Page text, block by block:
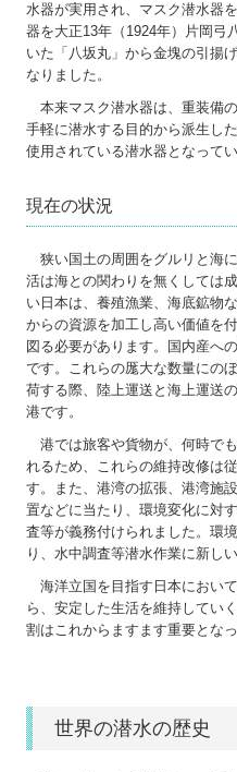
水器が実用され、マスク潜水器
器を大正13年（1924年）片岡弓
いた「八坂丸」から金塊の引揚
なりました。
本来マスク潜水器は、重装備
手軽に潜水する目的から派生し
使用されている潜水器となってい
現在の状況
狭い国土の周囲をグルリと海
活は海との関わりを無くしては
い日本は、養殖漁業、海底鉱物
からの資源を加工し高い価値を
図る必要があります。国内産へ
です。これらの厖大な数量にの
荷する際、陸上運送と海上運送
港です。
港では旅客や貨物が、何時で
れるため、これらの維持改修は
す。また、港湾の拡張、港湾施
置などに当たり、環境変化に対
査等が義務付けられました。環
り、水中調査等潜水作業に新
海洋立国を目指す日本におい
ら、安定した生活を維持してい
割はこれからますます重要とな
世界の潜水の歴史